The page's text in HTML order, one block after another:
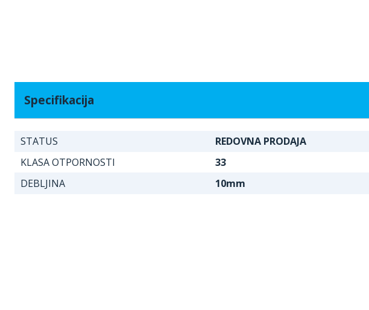
Specifikacija
STATUS
REDOVNA PRODAJA
KLASA OTPORNOSTI
33
DEBLJINA
10mm